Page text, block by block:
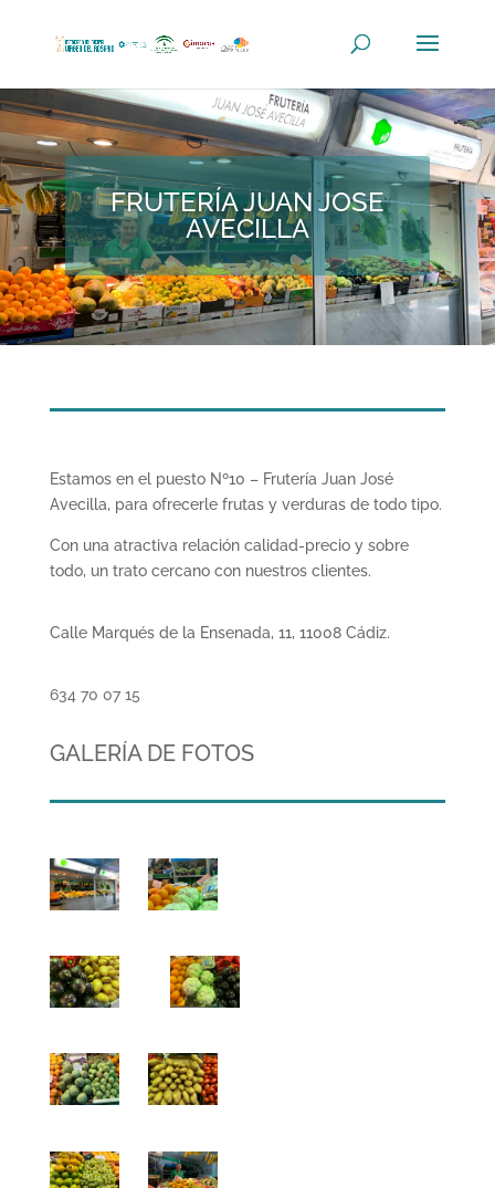
FRUTERÍA JUAN JOSE
AVECILLA
Estamos en el puesto Nº10 – Frutería Juan José
Avecilla, para ofrecerle frutas y verduras de todo tipo.
Con una atractiva relación calidad-precio y sobre
todo, un trato cercano con nuestros clientes.
Calle Marqués de la Ensenada, 11, 11008 Cádiz.
634 70 07 15
GALERÍA DE FOTOS